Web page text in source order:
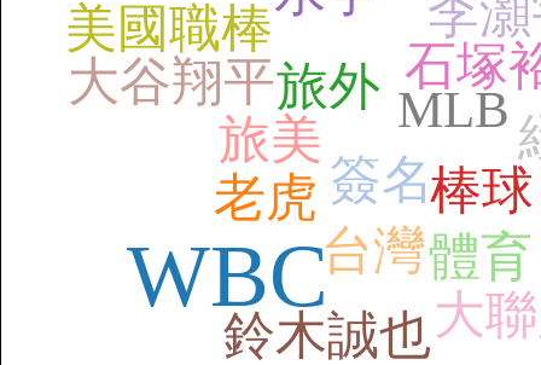
WBC
簽名
老虎
台灣
旅外
體育
棒球
旅美
李
鈴木誠也
大谷翔平 石塚
大
MLB
美國職棒